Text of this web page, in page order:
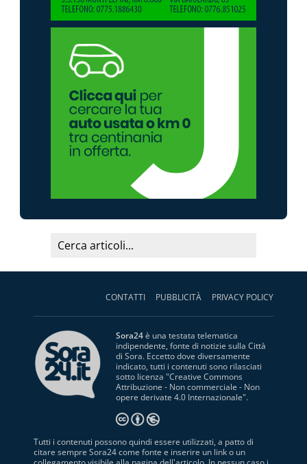
CONTATTI PUBBLICITÀ PRIVACY POLICY
Sora24è una testata telematica
indipendente, fonte di notizie sulla Città
di Sora. Eccetto dove diversamente
indicato, tutti i contenuti sono rilasciati
sotto licenza "Creative Commons
Attribuzione - Non commerciale - Non
opere derivate 4.0 Internazionale".
Tutti i contenuti possono quindi essere utilizzati, a patto di
citare sempre Sora24 come fonte e inserire un link o un